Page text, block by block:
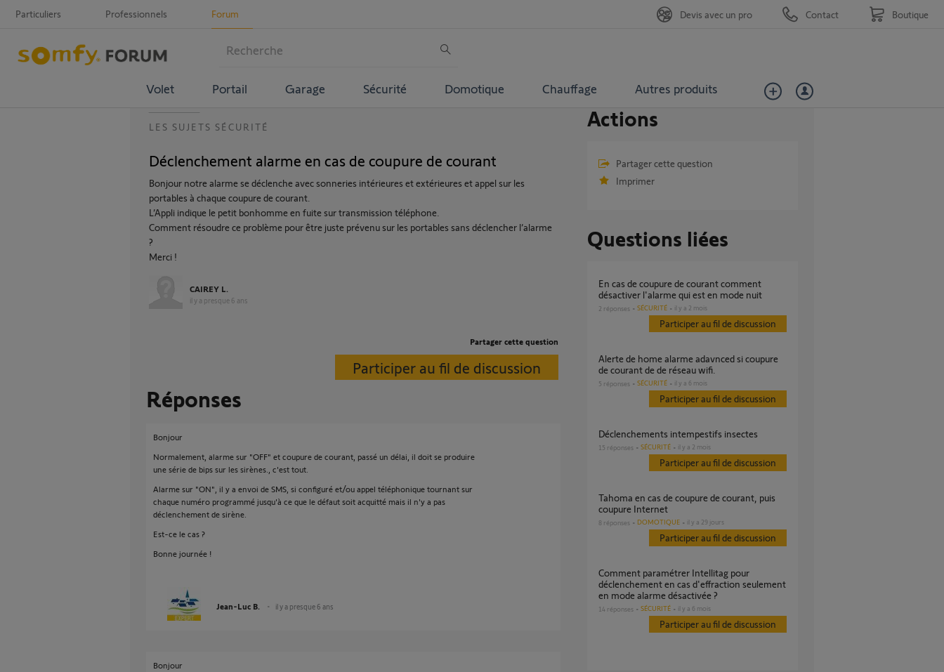
Particuliers Professionnels Forum
Volet Portail Garage Sécurité Domotique Chauffage Autres produits
Devis avec un pro Contact Boutique
LES SUJETS SÉCURITÉ
Déclenchement alarme en cas de coupure de courant
Bonjour notre alarme se déclenche avec sonneries intérieures et extérieures et appel sur les
portables à chaque coupure de courant.
L’Appli indique le petit bonhomme en fuite sur transmission téléphone.
Comment résoudre ce problème pour être juste prévenu sur les portables sans déclencher l’alarme
?
Merci !
CAIREY L.
il y a presque 6 ans
Partager cette question
Participer au fil de discussion
Réponses
Bonjour
Normalement, alarme sur "OFF" et coupure de courant, passé un délai, il doit se produire
une série de bips sur les sirènes., c'est tout.
Alarme sur "ON", il y a envoi de SMS, si configuré et/ou appel téléphonique tournant sur
chaque numéro programmé jusqu'à ce que le défaut soit acquitté mais il n'y a pas
déclenchement de sirène.
Est-ce le cas ?
Bonne journée !
Jean-Luc B. il y a presque 6 ans
Bonjour
Actions
Partager cette question
Imprimer
Questions liées
en cas de coupure de courant comment
désactiver l'alarme qui est en mode nuit
2 réponses SÉCURITÉ il y a 2 mois
Participer au fil de discussion
Alerte de home alarme adavnced si coupure
de courant de de réseau wifi.
5 réponses SÉCURITÉ il y a 6 mois
Participer au fil de discussion
Déclenchements intempestifs insectes
15 réponses SÉCURITÉ il y a 2 mois
Participer au fil de discussion
Tahoma en cas de coupure de courant, puis
coupure Internet
8 réponses DOMOTIQUE il y a 29 jours
Participer au fil de discussion
Comment paramétrer Intellitag pour
déclenchement en cas d'effraction seulement
en mode alarme désactivée ?
14 réponses SÉCURITÉ il y a 6 mois
Participer au fil de discussion